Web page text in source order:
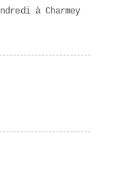
à Charmey